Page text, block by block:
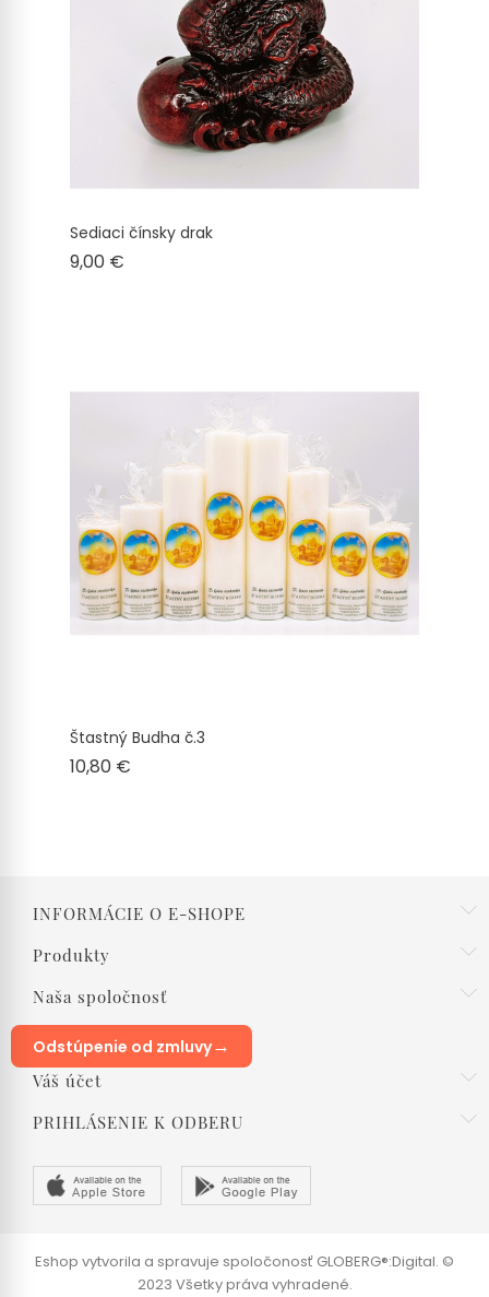
Sediaci čínsky drak
9,00 €
Štastný Budha č.3
10,80 €
INFORMÁCIE O E-SHOPE
Produkty
Naša spoločnosť
Odstúpenie od zmluvy→
Váš účet
PRIHLÁSENIE K ODBERU
Eshop vytvorila a spravuje spoločonosť GLOBERG®:Digital. ©
2023 Všetky práva vyhradené.